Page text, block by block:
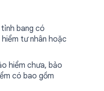
bang có
tư nhân hoặc
hiểm chưa, bảo
có bao gồm